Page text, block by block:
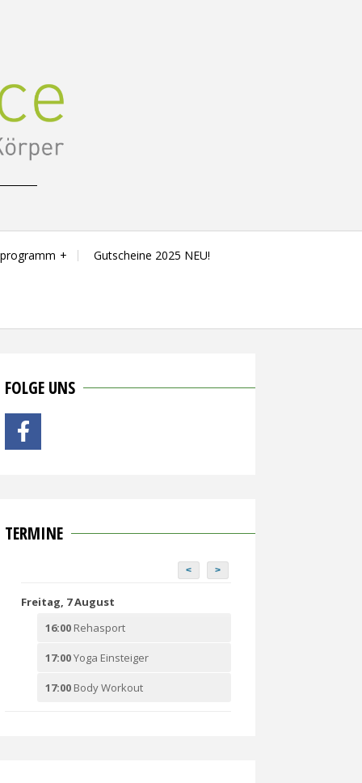
Gutscheine 2025 NEU!
FOLGE UNS
TERMINE
< >
Freitag, 7 August
16:00 Rehasport
17:00Yoga Einsteiger
17:00 Body Workout